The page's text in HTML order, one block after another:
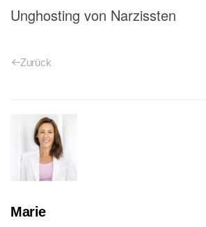
Unghosting von Narzissten
Zurück
Marie